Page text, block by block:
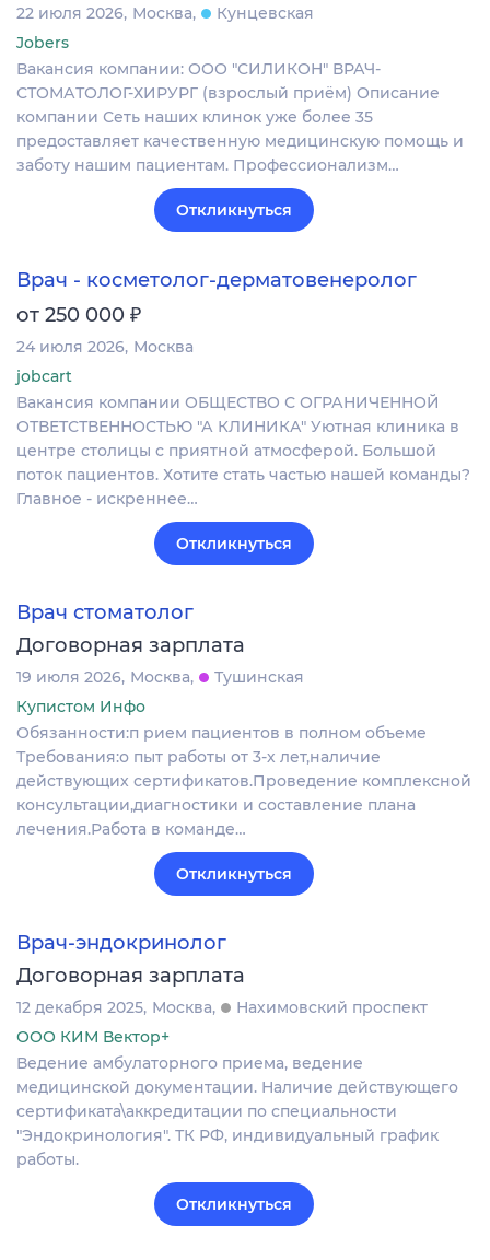
22 июля 2026 Москва
Кунцевская
Jobers
Вакансия компании: ООО "СИЛИКОН" ВРАЧ-
СТОМАТОЛОГ-ХИРУРГ (взрослый приём) Описание
компании Сеть наших клинок уже более 35
предоставляет качественную медицинскую помощь и
заботу нашим пациентам. Профессионализм…
Откликнуться
Врач - косметолог-дерматовенеролог
от 250 000 ₽
24 июля 2026 Москва
jobcart
Вакансия компании ОБЩЕСТВО С ОГРАНИЧЕННОЙ
ОТВЕТСТВЕННОСТЬЮ "А КЛИНИКА" Уютная клиника в
центре столицы с приятной атмосферой. Большой
поток пациентов. Хотите стать частью нашей команды?
Главное - искреннее…
Откликнуться
Врач стоматолог
Договорная зарплата
19 июля 2026 Москва
Тушинская
Купистом Инфо
Обязанности:п рием пациентов в полном объеме
Требования:о пыт работы от 3-х лет,наличие
действующих сертификатов.Проведение комплексной
консультации,диагностики и составление плана
лечения.Работа в команде…
Откликнуться
Врач-эндокринолог
Договорная зарплата
12 декабря 2025 Москва
Нахимовский проспект
ООО КИМ Вектор+
Ведение амбулаторного приема, ведение
медицинской документации. Наличие действующего
сертификата\аккредитации по специальности
"Эндокринология". ТК РФ, индивидуальный график
работы.
Откликнуться